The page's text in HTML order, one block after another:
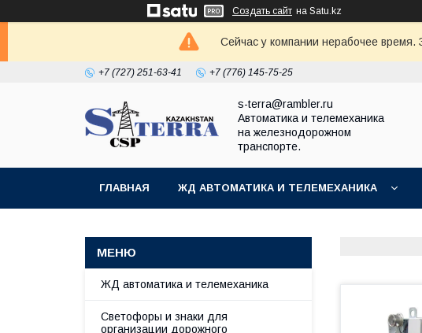
Создать сайт на Satu.kz
Сейчас у компании нерабочее
+7 (727) 251-63-41 +7 (776) 145-75-25
s-terra@rambler.ru
Автоматика и телемеханика
на железнодорожном
транспорте.
ГЛАВНАЯ ЖД АВТОМАТИКА И ТЕЛЕМЕХАНИКА
ЖД автоматика и телемеханика
Светофоры и знаки для
организации дорожного